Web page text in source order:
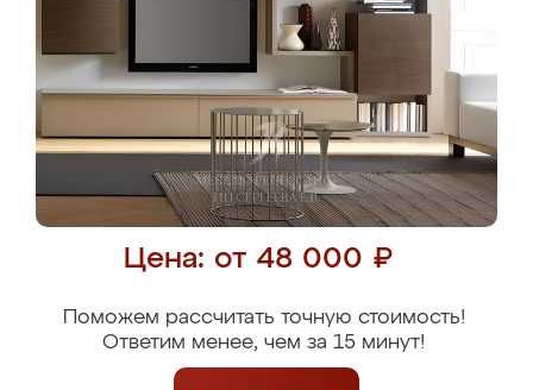
Цена: от 48 000 ₽
Поможем рассчитать точную стоимость!
Ответим менее, чем за 15 минут!